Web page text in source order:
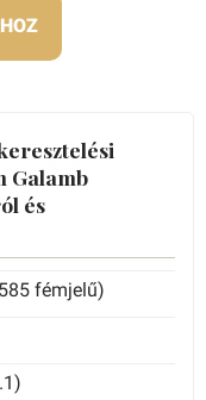
Galamb
és
fémjelű)